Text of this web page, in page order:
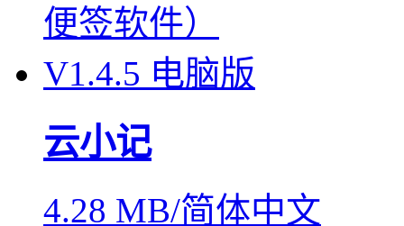
云小记
4.28 MB/简体中文